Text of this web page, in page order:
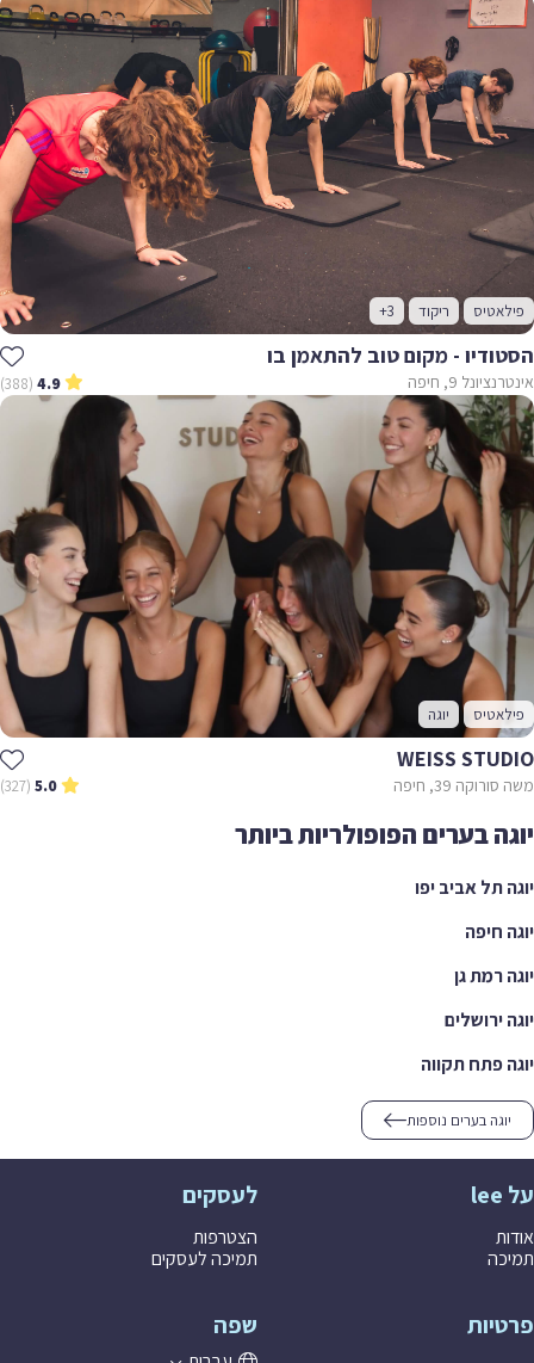
פילאטיס ריקוד +3
הסטודיו - מקום טוב להתאמן בו
אינטרנציונל 9, חיפה 4.9
(388)
פילאטיס יוגה
WEISS STUDIO
משה סורוקה 39, חיפה 5.0
(327)
יוגה בערים הפופולריות ביותר
יוגה תל אביב יפו
יוגה חיפה
יוגה רמת גן
יוגה ירושלים
יוגה פתח תקווה
יוגה בערים נוספות
על lee
אודות
תמיכה
לעסקים
הצטרפות
תמיכה לעסקים
פרטיות שפה